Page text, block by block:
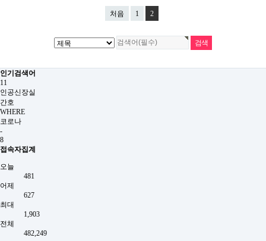
처음 1 2
인기검색어
11
인공신장실
간호
WHERE
코로나
-
8
접속자집계
오늘
481
어제
627
최대
1,903
전체
482,249